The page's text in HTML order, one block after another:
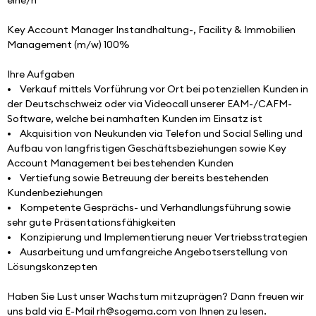
Key Account Manager Instandhaltung-, Facility & Immobilien
Management (m/w) 100%
Ihre Aufgaben
•    Verkauf mittels Vorführung vor Ort bei potenziellen Kunden in
der Deutschschweiz oder via Videocall unserer EAM-/CAFM-
Software, welche bei namhaften Kunden im Einsatz ist
•    Akquisition von Neukunden via Telefon und Social Selling und
Aufbau von langfristigen Geschäftsbeziehungen sowie Key
Account Management bei bestehenden Kunden
•    Vertiefung sowie Betreuung der bereits bestehenden
Kundenbeziehungen
•    Kompetente Gesprächs- und Verhandlungsführung sowie
sehr gute Präsentationsfähigkeiten
•    Konzipierung und Implementierung neuer Vertriebsstrategien
•    Ausarbeitung und umfangreiche Angebotserstellung von
Lösungskonzepten
Haben Sie Lust unser Wachstum mitzuprägen? Dann freuen wir
uns bald via E-Mail rh@sogema.com von Ihnen zu lesen.